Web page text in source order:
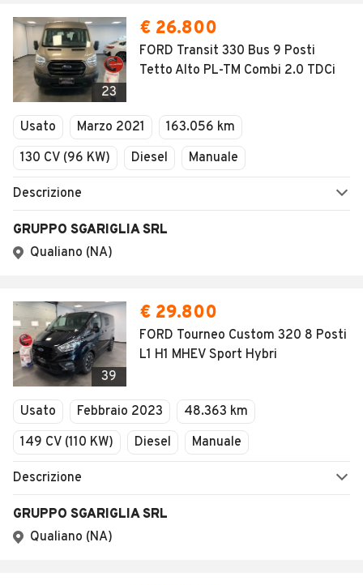
PER CONCESSIONARI
Concessionari Carsoli